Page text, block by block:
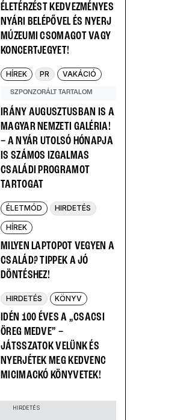
ÉLETÉRZÉST KEDVEZMÉNYES
NYÁRI BELÉPŐVEL ÉS NYERJ
MÚZEUMI CSOMAGOT VAGY
KONCERTJEGYET!
HÍREK PR VAKÁCIÓ
SZPONZORÁLT TARTALOM
IRÁNY AUGUSZTUSBAN IS A
MAGYAR NEMZETI GALÉRIA!
– A NYÁR UTOLSÓ HÓNAPJA
IS SZÁMOS IZGALMAS
CSALÁDI PROGRAMOT
TARTOGAT
ÉLETMÓD HIRDETÉS
HÍREK
MILYEN LAPTOPOT VEGYEN A
CSALÁD? TIPPEK A JÓ
DÖNTÉSHEZ!
HIRDETÉS KÖNYV
IDÉN 100 ÉVES A „CSACSI
ÖREG MEDVE” –
JÁTSSZATOK VELÜNK ÉS
NYERJÉTEK MEG KEDVENC
MICIMACKÓ KÖNYVETEK!
HIRDETÉS